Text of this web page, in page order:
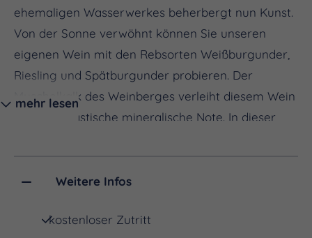
ehemaligen Wasserwerkes beherbergt nun Kunst.
Von der Sonne verwöhnt können Sie unseren
eigenen Wein mit den Rebsorten Weißburgunder,
Riesling und Spätburgunder probieren. Der
Muschelkalk des Weinberges verleiht diesem Wein
eine phantastische mineralische Note. In dieser
Saale-Unstrut-Triasland.
mehr lesen
Weitere Infos
kostenloser Zutritt